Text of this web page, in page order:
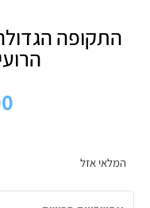
התקופה
המלאי אזל